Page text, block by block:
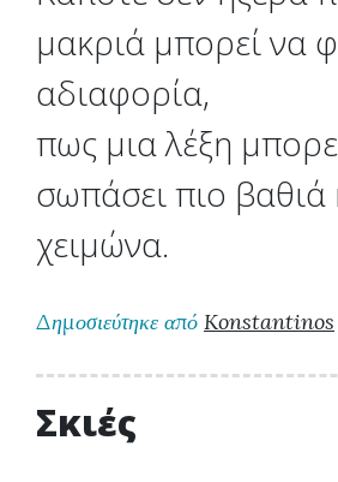
μακριά μπορεί να
αδιαφορία,
πως μια λέξη
σωπάσει πιο βαθιά
χειμώνα.
Δημοσιεύτηκε από Konstantinos
Σκιές